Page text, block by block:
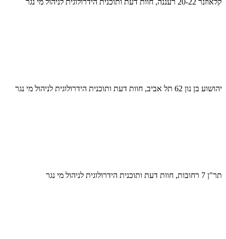
יהושוע בן נון 62 תל אביב, חוות דעת ותוכנית הידרולוגית לניהול מי נגר
תר"ן 7 רחובות, חוות דעת ותוכנית הידרולוגית לניהול מי נגר